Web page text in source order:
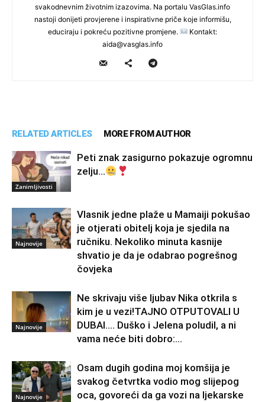
svakodnevnim životnim izazovima. Na portalu VasGlas.info
nastoji donijeti provjerene i inspirativne priče koje informišu,
educiraju i pokreću pozitivne promjene.
Kontakt:
aida@vasglas.info
RELATED ARTICLES MORE FROM AUTHOR
Zanimljivosti
Peti znak zasigurno pokazuje ogromnu
zelju…
Najnovije
Vlasnik jedne plaže u Mamaiji pokušao
je otjerati obitelj koja je sjedila na
ručniku. Nekoliko minuta kasnije
shvatio je da je odabrao pogrešnog
čovjeka
Najnovije
Ne skrivaju više ljubav Nika otkrila s
kim je u vezi!TAJNO OTPUTOVALI U
DUBAI…. Duško i Jelena poludil, a ni
vama neće biti dobro:...
Najnovije
Osam dugih godina moj komšija je
svakog četvrtka vodio mog slijepog
oca, govoreći da ga vozi na ljekarske